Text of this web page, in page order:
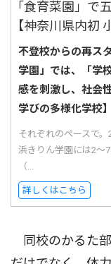
不登校からの再ス
学園」では、「学
感を刺激し、社会
学びの多様化学校】
それぞれのペースで
浜きりん学園には2〜
（...
詳しくはこちら
同校のかるた